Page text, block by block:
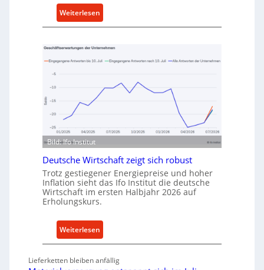
k
a
f
I
i
e
-
s
Weiterlesen
M
t
h
d
ü
r
n
a
c
h
a
t
i
Bild: Ifo Institut
Deutsche Wirtschaft zeigt sich robust
Trotz gestiegener Energiepreise und hoher
Inflation sieht das Ifo Institut die deutsche
Wirtschaft im ersten Halbjahr 2026 auf
Erholungskurs.
Weiterlesen
D
Lieferketten bleiben anfällig